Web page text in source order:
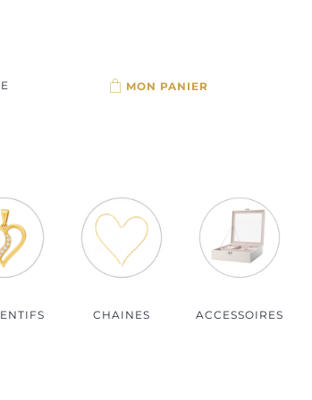
de 100 à 150€
de 150 à 200€
plus de 200€
CHAINES ACCESSOIRES